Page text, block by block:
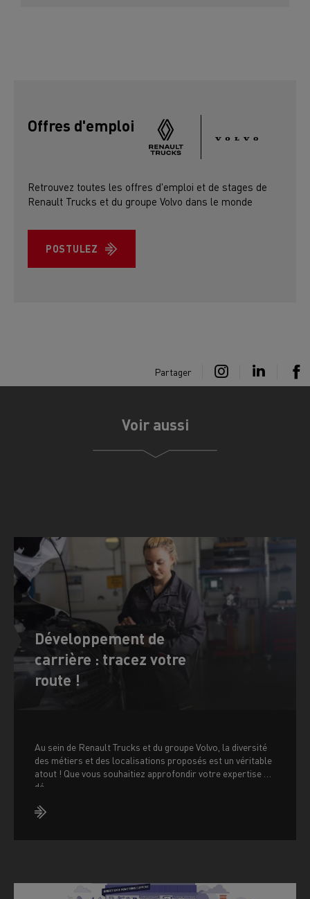
Offres d'emploi
Retrouvez toutes les offres d'emploi et de stages de
Renault Trucks et du groupe Volvo dans le monde
POSTULEZ
Partager
Voir aussi
Développement de
carrière : tracez votre
route !
Au sein de Renault Trucks et du groupe Volvo, la diversité
des métiers et des localisations proposés est un véritable
atout ! Que vous souhaitiez approfondir votre expertise ou
dé